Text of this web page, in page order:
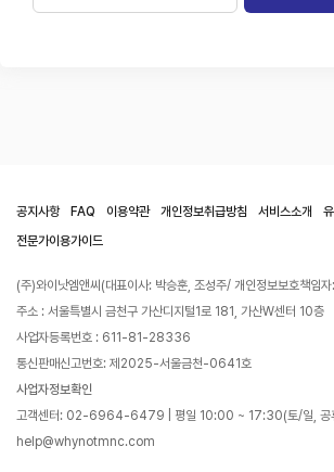
공지사항 FAQ 이용약관 개인정보취급방침 서비스소개
전문가이용가이드
(주)와이낫엠앤씨(대표이사: 박승훈, 조성주/ 개인정보보호책임
주소 : 서울특별시 금천구 가산디지털1로 181, 가산W센터 10층
사업자등록번호 : 611-81-28336
통신판매신고번호: 제2025-서울금천-0641호
사업자정보확인
고객센터: 02-6964-6479 | 평일 10:00 ~ 17:30(토/일, 공
help@whynotmnc.com